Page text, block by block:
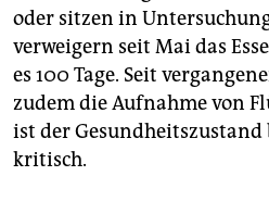
oder sitzen in
verweigern seit Mai das
es 100 Tage. Seit
zudem die Aufnahme von
ist der
kritisch.